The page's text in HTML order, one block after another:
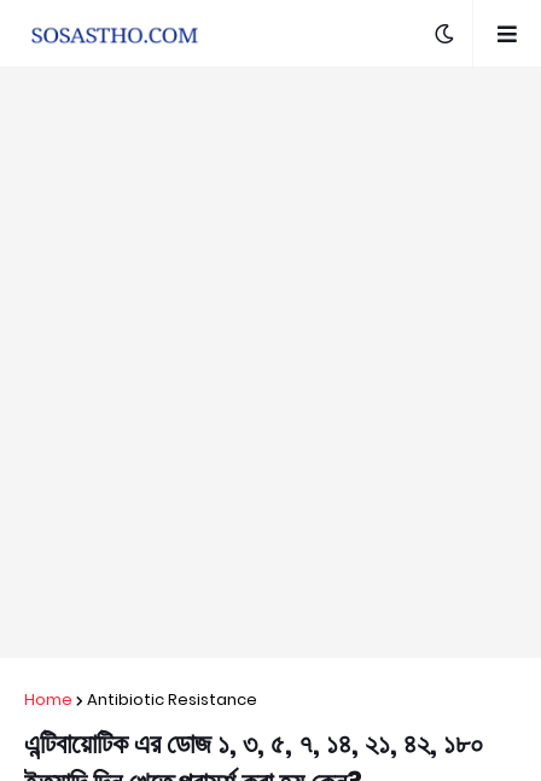
Home Antibiotic Resistance
এন্টিবায়োটিক এর ডোজ ১, ৩, ৫, ৭, ১৪, ২১, ৪২, ১৮০